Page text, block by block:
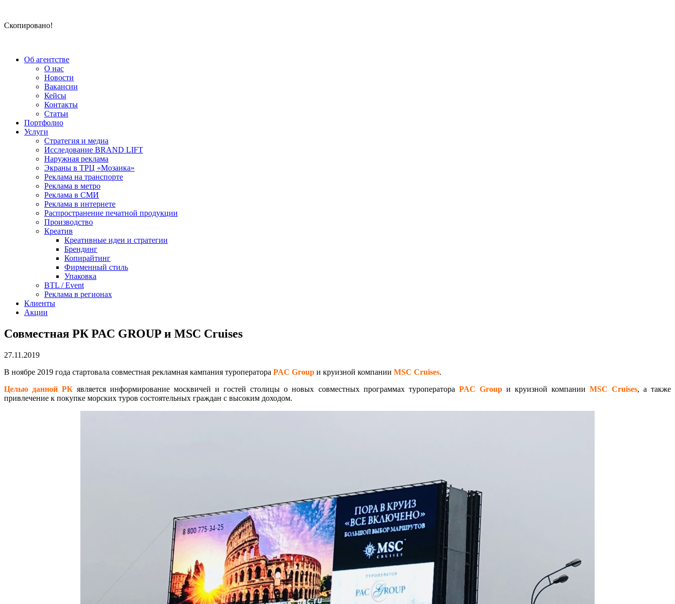
Скопировано!
Об агентстве
О нас
Новости
Вакансии
Кейсы
Контакты
Статьи
Портфолио
Услуги
Стратегия и медиа
Исследование BRAND LIFT
Наружная реклама
Экраны в ТРЦ «Мозаика»
Реклама на транспорте
Реклама в метро
Реклама в СМИ
Реклама в интернете
Распространение печатной продукции
Производство
Креатив
Креативные идеи и стратегии
Брендинг
Копирайтинг
Фирменный стиль
Упаковка
BTL / Event
Реклама в регионах
Клиенты
Акции
Совместная РК PAC GROUP и MSC Cruises
27.11.2019
В ноябре 2019 года стартовала совместная рекламная кампания туроператора PAC Group и круизной компании MSC Cruises.
Целью данной РК является информирование москвичей и гостей столицы о новых совместных программах туроператора PAC Groupи круизной компании MSC Cruises, а также
привлечение к покупке морских туров состоятельных граждан с высоким доходом.